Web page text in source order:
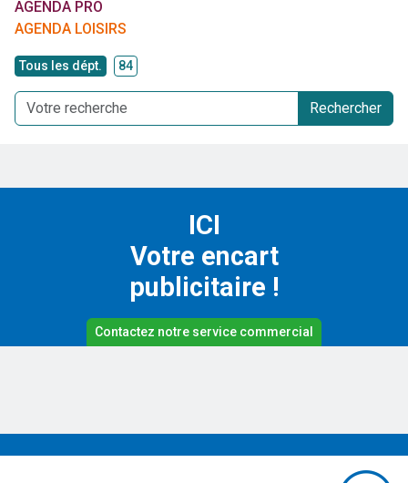
AGENDA PRO
AGENDA LOISIRS
Tous les dépt. 84
Rechercher
ICI
Votre encart
publicitaire !
Contactez notre service commercial